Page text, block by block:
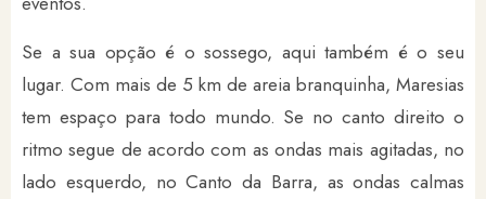
Se a sua opção é o sossego, aqui também é o seu
lugar. Com mais de 5 km de areia branquinha, Maresias
tem espaço para todo mundo. Se no canto direito o
ritmo segue de acordo com as ondas mais agitadas, no
lado esquerdo, no Canto da Barra, as ondas calmas